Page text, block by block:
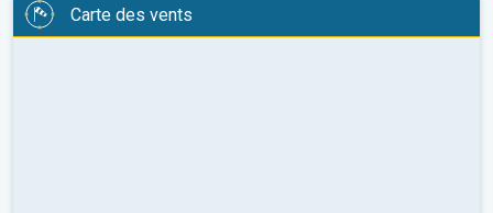
Carte des vents